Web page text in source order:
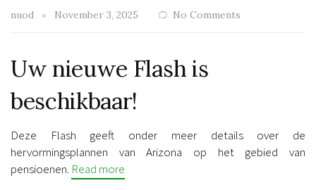
nuod November 3, 2025 No Comments
Uw nieuwe Flash is
beschikbaar!
Deze Flash geeft onder meer details over de
hervormingsplannen van Arizona op het gebied van
pensioenen. Read more